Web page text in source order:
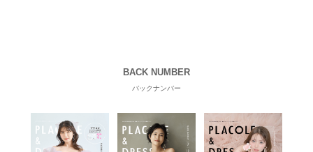
BACK NUMBER
バックナンバー